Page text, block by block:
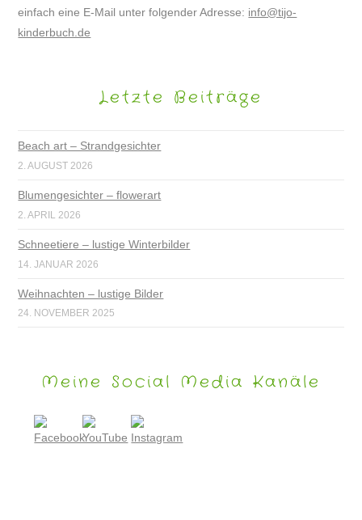
einfach eine E-Mail unter folgender Adresse: info@tijo-
kinderbuch.de
Letzte Beiträge
Beach art – Strandgesichter
2. AUGUST 2026
Blumengesichter – flowerart
2. APRIL 2026
Schneetiere – lustige Winterbilder
14. JANUAR 2026
Weihnachten – lustige Bilder
24. NOVEMBER 2025
Meine Social Media Kanäle